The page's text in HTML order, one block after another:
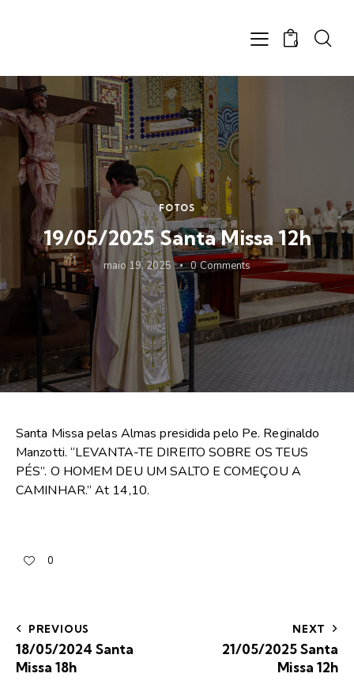
0
FOTOS
19/05/2025 Santa Missa 12h
maio 19, 2025 0 Comments
Santa Missa pelas Almas presidida pelo Pe. Reginaldo
Manzotti. “LEVANTA-TE DIREITO SOBRE OS TEUS
PÉS”. O HOMEM DEU UM SALTO E COMEÇOU A
CAMINHAR.” At 14,10.
0
PREVIOUS
18/05/2024 Santa
Missa 18h
NEXT
21/05/2025 Santa
Missa 12h